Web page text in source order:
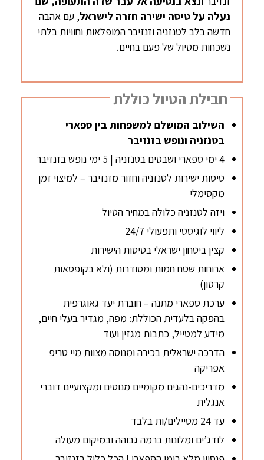
נעלה על טיסה ישירה חזרה לישראל, עם אהבה
חדשה בלב לטנזניה וזנזיבר המופלאות וחוויות בלתי
נשכחות מטיול של פעם בחיים.
חבילת הטיול כוללת
השילוב המושלם למשפחות בין ספארי
בטנזניה ונופש בזנזיבר
4 ימי ספארי ושבטים בטנזניה | 5 ימי נופש בזנזיבר
טיסות ישירות לטנזניה וחזור מזנזיבר – למיצוי זמן
מקסימלי
ויזה לטנזניה כלולה במחיר הטיול
ליווי לוגיסטי ותפעולי 24/7
קצין ביטחון ישראלי בטיסות הישירות
ארוחות שטח חמות ומסודרות (ולא בקופסאות
קרטון)
ערכת ספארי מתנה – חוברת יעד גאוגרפית
בהפקה בלעדית הכוללת: מפה, מגדיר בעלי חיים,
מידע למטייל, כתבות מגזין ועוד
הדרכה ישראלית בכירה ומנוסה מצוות מיי טריפ
אפריקה
מדריכים-נהגים מקומיים מנוסים ומקצועיים דוברי
אנגלית
עד 24 מטיילים/ות בלבד
לודג’ים ומלונות ברמה גבוהה ובמיקום מעולה